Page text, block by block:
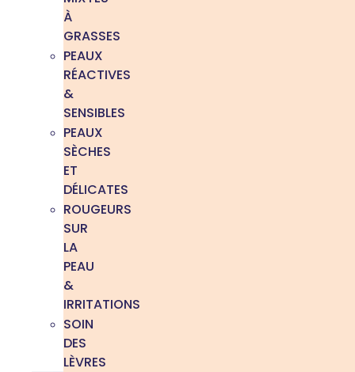
À
GRASSES
PEAUX
RÉACTIVES
&
SENSIBLES
PEAUX
SÈCHES
ET
DÉLICATES
ROUGEURS
SUR
LA
PEAU
&
IRRITATIONS
SOIN
DES
LÈVRES